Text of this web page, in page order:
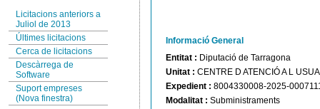
Licitacions anteriors a
Juliol de 2013
Últimes licitacions
Cerca de licitacions
Descàrrega de
Software
Suport empreses
(Nova finestra)
Informació General
Entitat : Diputació de Tarragona
Unitat :CENTRE D ATENCIÓ A L
Expedient :8004330008-2025-
Modalitat :Subministraments